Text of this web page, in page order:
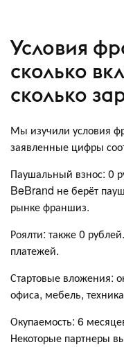
Условия
сколько
сколько
Мы изучили условия
заявленные цифры
Паушальный взнос: 0
BeBrand не берёт
рынке франшиз.
Роялти: также 0
платежей.
Стартовые вложения:
офиса, мебель,
Окупаемость: 6
Некоторые партнеры